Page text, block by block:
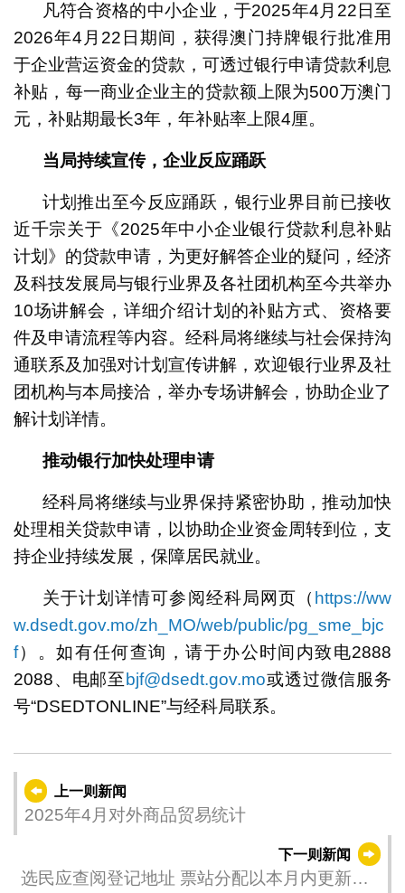
凡符合资格的中小企业，于2025年4月22日至
2026年4月22日期间，获得澳门持牌银行批准用
于企业营运资金的贷款，可透过银行申请贷款利息
补贴，每一商业企业主的贷款额上限为500万澳门
元，补贴期最长3年，年补贴率上限4厘。
当局持续宣传，企业反应踊跃
计划推出至今反应踊跃，银行业界目前已接收
近千宗关于《2025年中小企业银行贷款利息补贴
计划》的贷款申请，为更好解答企业的疑问，经济
及科技发展局与银行业界及各社团机构至今共举办
10场讲解会，详细介绍计划的补贴方式、资格要
件及申请流程等内容。经科局将继续与社会保持沟
通联系及加强对计划宣传讲解，欢迎银行业界及社
团机构与本局接洽，举办专场讲解会，协助企业了
解计划详情。
推动银行加快处理申请
经科局将继续与业界保持紧密协助，推动加快
处理相关贷款申请，以协助企业资金周转到位，支
持企业持续发展，保障居民就业。
关于计划详情可参阅经科局网页（ https://ww
w.dsedt.gov.mo/zh_MO/web/public/pg_sme_bjc
f）。如有任何查询，请于办公时间内致电2888
2088、电邮至bjf@dsedt.gov.mo或透过微信服务
号“DSEDTONLINE”与经科局联系。
上一则新闻
2025年4月对外商品贸易统计
下一则新闻
选民应查阅登记地址 票站分配以本月内更新为